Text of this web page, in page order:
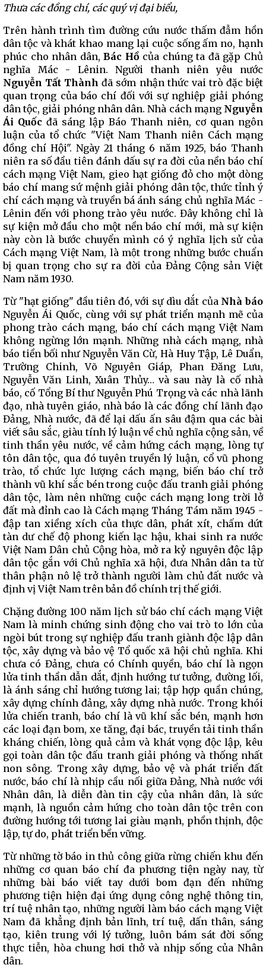
Thưa các đồng chí, các quý vị đại biểu,
Trên hành trình tìm đường cứu nước thấm đẫm hồn
dân tộc và khát khao mang lại cuộc sống ấm no, hạnh
phúc cho nhân dân,Bác Hồ của chúng ta đã gặp Chủ
nghĩa Mác - Lênin. Người thanh niên yêu nước
Nguyễn Tất Thànhđã sớm nhận thức vai trò đặc biệt
quan trọng của báo chí đối với sự nghiệp giải phóng
dân tộc, giải phóng nhân dân. Nhà cách mạng Nguyễn
Ái Quốc đã sáng lập Báo Thanh niên, cơ quan ngôn
luận của tổ chức "Việt Nam Thanh niên Cách mạng
đồng chí Hội". Ngày 21 tháng 6 năm 1925, báo Thanh
niên ra số đầu tiên đánh dấu sự ra đời của nền báo chí
cách mạng Việt Nam, gieo hạt giống đỏ cho một dòng
báo chí mang sứ mệnh giải phóng dân tộc, thức tỉnh ý
chí cách mạng và truyền bá ánh sáng chủ nghĩa Mác -
Lênin đến với phong trào yêu nước. Đây không chỉ là
sự kiện mở đầu cho một nền báo chí mới, mà sự kiện
này còn là bước chuyển mình có ý nghĩa lịch sử của
Cách mạng Việt Nam, là một trong những bước chuẩn
bị quan trọng cho sự ra đời của Đảng Cộng sản Việt
Nam năm 1930.
Từ "hạt giống" đầu tiên đó, với sự dìu dắt của Nhà báo
Nguyễn Ái Quốc, cùng với sự phát triển mạnh mẽ của
phong trào cách mạng, báo chí cách mạng Việt Nam
không ngừng lớn mạnh. Những nhà cách mạng, nhà
báo tiền bối như Nguyễn Văn Cừ, Hà Huy Tập, Lê Duẩn,
Trường Chinh, Võ Nguyên Giáp, Phan Đăng Lưu,
Nguyễn Văn Linh, Xuân Thủy… và sau này là cố nhà
báo, cố Tổng Bí thư Nguyễn Phú Trọng và các nhà lãnh
đạo, nhà tuyên giáo, nhà báo là các đồng chí lãnh đạo
Đảng, Nhà nước, đã để lại dấu ấn sâu đậm qua các bài
viết sâu sắc, giàu tính lý luận về chủ nghĩa cộng sản, về
tinh thần yêu nước, về cảm hứng cách mạng, lòng tự
tôn dân tộc, qua đó tuyên truyền lý luận, cổ vũ phong
trào, tổ chức lực lượng cách mạng, biến báo chí trở
thành vũ khí sắc bén trong cuộc đấu tranh giải phóng
dân tộc, làm nên những cuộc cách mạng long trời lở
đất mà đỉnh cao là Cách mạng Tháng Tám năm 1945 -
đập tan xiềng xích của thực dân, phát xít, chấm dứt
tàn dư chế độ phong kiến lạc hậu, khai sinh ra nước
Việt Nam Dân chủ Cộng hòa, mở ra kỷ nguyên độc lập
dân tộc gắn với Chủ nghĩa xã hội, đưa Nhân dân ta từ
thân phận nô lệ trở thành người làm chủ đất nước và
định vị Việt Nam trên bản đồ chính trị thế giới.
Chặng đường 100 năm lịch sử báo chí cách mạng Việt
Nam là minh chứng sinh động cho vai trò to lớn của
ngòi bút trong sự nghiệp đấu tranh giành độc lập dân
tộc, xây dựng và bảo vệ Tổ quốc xã hội chủ nghĩa. Khi
chưa có Đảng, chưa có Chính quyền, báo chí là ngọn
lửa tinh thần dẫn dắt, định hướng tư tưởng, đường lối,
là ánh sáng chỉ hướng tương lai; tập hợp quần chúng,
xây dựng chính đảng, xây dựng nhà nước. Trong khói
lửa chiến tranh, báo chí là vũ khí sắc bén, mạnh hơn
các loại đạn bom, xe tăng, đại bác, truyền tải tinh thần
kháng chiến, lòng quả cảm và khát vọng độc lập, kêu
gọi toàn dân tộc đấu tranh giải phóng và thống nhất
non sông. Trong xây dựng, bảo vệ và phát triển đất
nước, báo chí là nhịp cầu nối giữa Đảng, Nhà nước với
Nhân dân, là diễn đàn tin cậy của nhân dân, là sức
mạnh, là nguồn cảm hứng cho toàn dân tộc trên con
đường hướng tới tương lai giàu mạnh, phồn thịnh, độc
lập, tự do, phát triển bền vững.
Từ những tờ báo in thủ công giữa rừng chiến khu đến
những cơ quan báo chí đa phương tiện ngày nay, từ
những bài báo viết tay dưới bom đạn đến những
phương tiện hiện đại ứng dụng công nghệ thông tin,
trí tuệ nhân tạo, những người làm báo cách mạng Việt
Nam đã khẳng định bản lĩnh, trí tuệ, dấn thân, sáng
tạo, kiên trung với lý tưởng, luôn bám sát đời sống
thực tiễn, hòa chung hơi thở và nhịp sống của Nhân
dân.